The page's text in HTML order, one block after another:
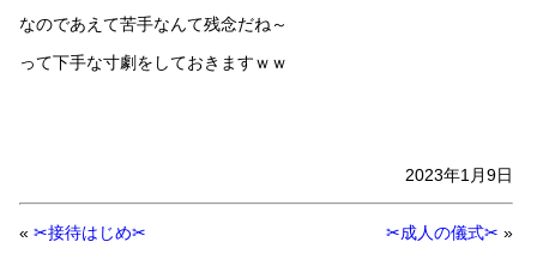
なのであえて苦手なんて残念だね～
って下手な寸劇をしておきますｗｗ
2023年1月9日
« ✂接待はじめ✂ ✂成人の儀式✂ »